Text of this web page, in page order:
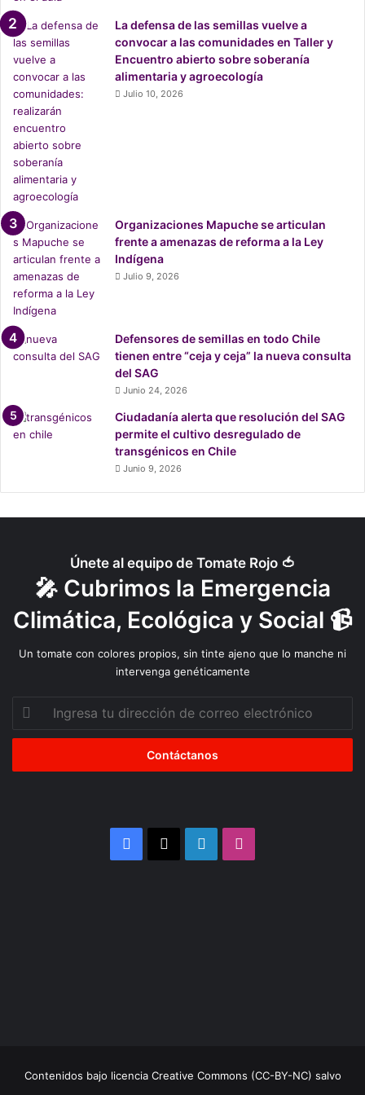
La defensa de las semillas vuelve a
convocar a las comunidades en Taller y
Encuentro abierto sobre soberanía
alimentaria y agroecología
Julio 10, 2026
Organizaciones Mapuche se articulan
frente a amenazas de reforma a la Ley
Indígena
Julio 9, 2026
Defensores de semillas en todo Chile
tienen entre “ceja y ceja” la nueva consulta
del SAG
Junio 24, 2026
Ciudadanía alerta que resolución del SAG
permite el cultivo desregulado de
transgénicos en Chile
Junio 9, 2026
Únete al equipo de Tomate Rojo 🍅
🎤 Cubrimos la Emergencia
Climática, Ecológica y Social 📹
Un tomate con colores propios, sin tinte ajeno que lo manche ni
intervenga genéticamente
Ingresa
dirección
correo
Facebook LinkedIn
Contenidos bajo licencia Creative Commons (CC-BY-NC) salvo